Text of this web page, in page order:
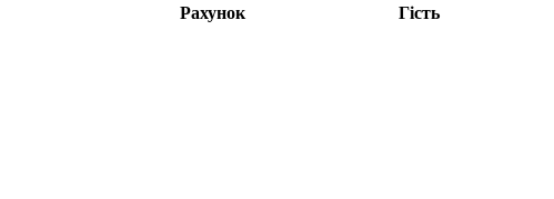
Рахунок Гість